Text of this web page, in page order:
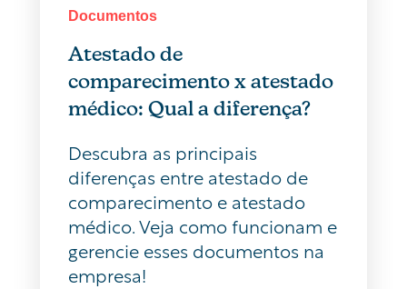
Documentos
Atestado de
comparecimento x atestado
médico: Qual a diferença?
Descubra as principais
diferenças entre atestado de
comparecimento e atestado
médico. Veja como funcionam e
gerencie esses documentos na
empresa!